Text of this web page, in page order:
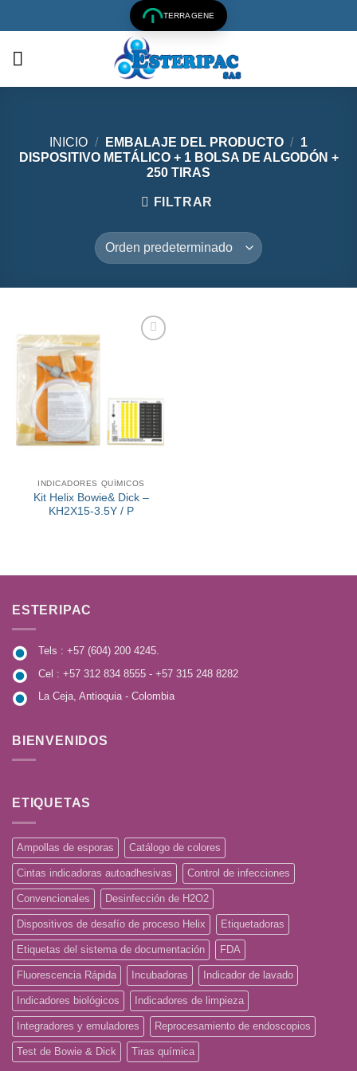
al
contenido
TERRAGENE
INICIO / EMBALAJE DEL PRODUCTO / 1
DISPOSITIVO METÁLICO + 1 BOLSA DE ALGODÓN +
250 TIRAS
FILTRAR
INDICADORES QUÍMICOS
Kit Helix Bowie& Dick –
KH2X15-3.5Y / P
ESTERIPAC
Tels : +57 (604) 200 4245.
Cel : +57 312 834 8555 - +57 315 248 8282
La Ceja, Antioquia - Colombia
BIENVENIDOS
ETIQUETAS
Ampollas de esporas Catálogo de colores
Cintas indicadoras autoadhesivas Control de infecciones
Convencionales Desinfección de H2O2
Dispositivos de desafío de proceso Helix Etiquetadoras
Etiquetas del sistema de documentación FDA
Fluorescencia Rápida Incubadoras Indicador de lavado
Indicadores biológicos Indicadores de limpieza
Integradores y emuladores Reprocesamiento de endoscopios
Test de Bowie & Dick Tiras química